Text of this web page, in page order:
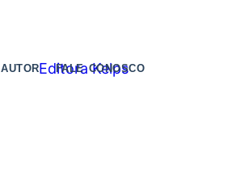
FALE CONOSCO